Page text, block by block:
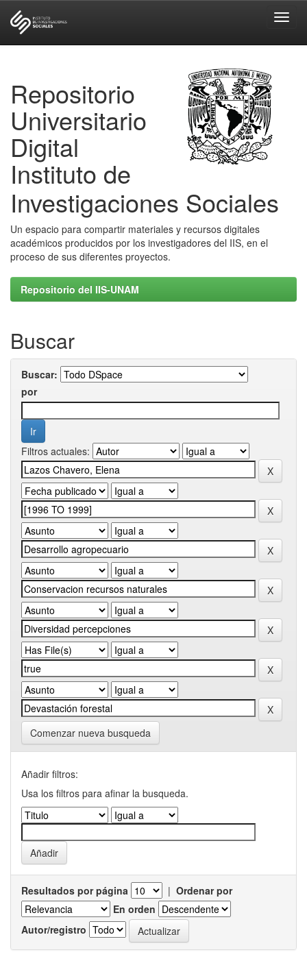
Repositorio
Universitario
Digital
Instituto de
Investigaciones Sociales
Un espacio para compartir materiales y recursos digitales
académicos producidos por los investigadores del IIS, en el
proceso de sus diferentes proyectos.
Repositorio del IIS-UNAM
Buscar
Buscar:
por
Filtros actuales:
Comenzar nueva busqueda
Añadir filtros:
Usa los filtros para afinar la busqueda.
Resultados por página | Ordenar por
En orden
Autor/registro